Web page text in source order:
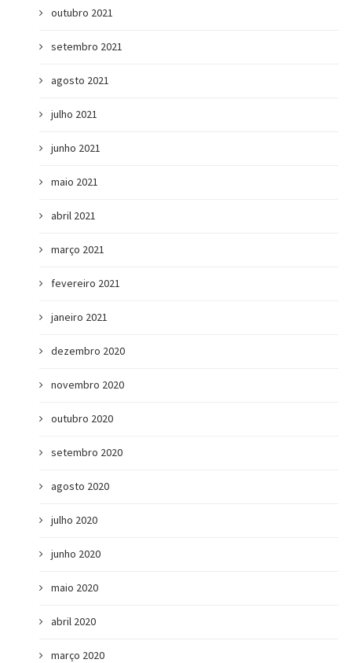
Intraempreendedorismo como forma de
alcançar seus objetivos de...
outubro 2021
setembro 2021
agosto 2021
julho 2021
junho 2021
maio 2021
abril 2021
março 2021
fevereiro 2021
janeiro 2021
dezembro 2020
novembro 2020
outubro 2020
setembro 2020
agosto 2020
julho 2020
junho 2020
maio 2020
abril 2020
março 2020